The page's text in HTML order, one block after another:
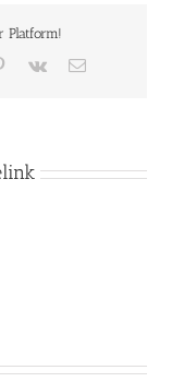
Platform!
Pinterest
Vk
E-